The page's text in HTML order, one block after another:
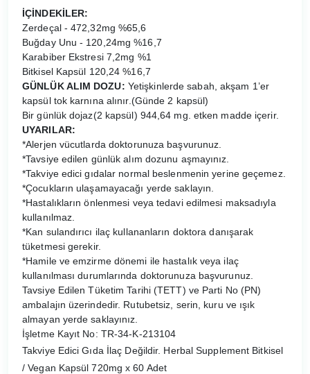
İÇİNDEKİLER:
Zerdeçal - 472,32mg %65,6
Buğday Unu - 120,24mg %16,7
Karabiber Ekstresi 7,2mg %1
Bitkisel Kapsül 120,24 %16,7
GÜNLÜK ALIM DOZU: Yetişkinlerde sabah, akşam 1’er
kapsül tok karnına alınır.(Günde 2 kapsül)
Bir günlük dojaz(2 kapsül) 944,64 mg. etken madde içerir.
UYARILAR:
*Alerjen vücutlarda doktorunuza başvurunuz.
*Tavsiye edilen günlük alım dozunu aşmayınız.
*Takviye edici gıdalar normal beslenmenin yerine geçemez.
*Çocukların ulaşamayacağı yerde saklayın.
*Hastalıkların önlenmesi veya tedavi edilmesi maksadıyla
kullanılmaz.
*Kan sulandırıcı ilaç kullananların doktora danışarak
tüketmesi gerekir.
*Hamile ve emzirme dönemi ile hastalık veya ilaç
kullanılması durumlarında doktorunuza başvurunuz.
Tavsiye Edilen Tüketim Tarihi (TETT) ve Parti No (PN)
ambalajın üzerindedir. Rutubetsiz, serin, kuru ve ışık
almayan yerde saklayınız.
İşletme Kayıt No: TR-34-K-213104
Takviye Edici Gıda İlaç Değildir. Herbal Supplement Bitkisel
/ Vegan Kapsül 720mg x 60 Adet